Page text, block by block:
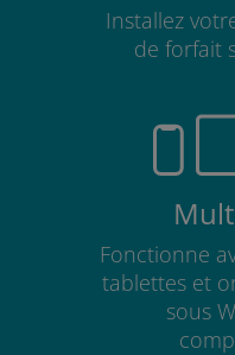
Installez
de forfait
Fonctionne
tablettes et
sous